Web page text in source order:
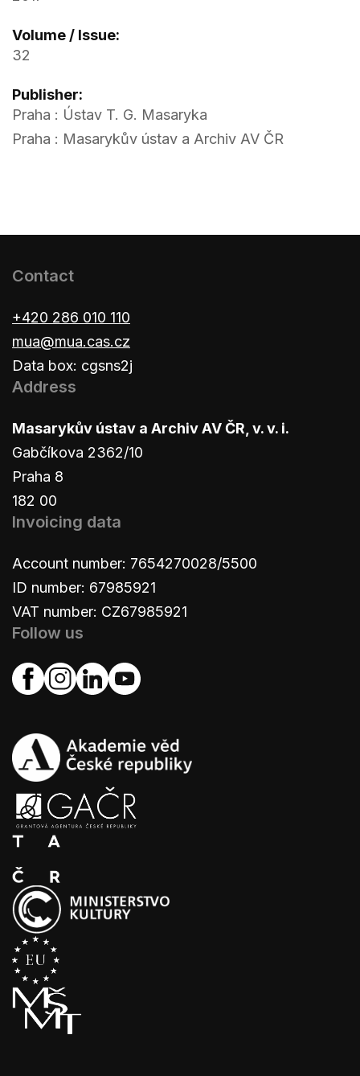
Volume / Issue:
32
Publisher:
Praha : Ústav T. G. Masaryka
Praha : Masarykův ústav a Archiv AV ČR
Contact
+420 286 010 110
mua@mua.cas.cz
Data box: cgsns2j
Address
Masarykův ústav a Archiv AV ČR, v. v. i.
Gabčíkova 2362/10
Praha 8
182 00
Invoicing data
Account number: 7654270028/5500
ID number: 67985921
VAT number: CZ67985921
Follow us